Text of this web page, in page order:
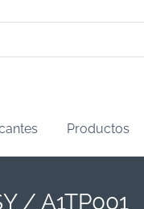
Productos
/ A1TP001